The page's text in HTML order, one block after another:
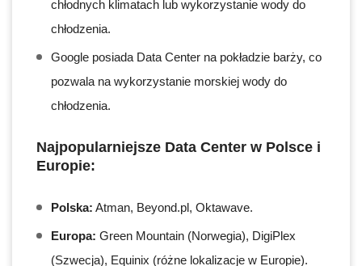
chłodnych klimatach lub wykorzystanie wody do
chłodzenia.
Google posiada Data Center na pokładzie barży, co
pozwala na wykorzystanie morskiej wody do
chłodzenia.
Najpopularniejsze Data Center w Polsce i
Europie:
Polska: Atman, Beyond.pl, Oktawave.
Europa: Green Mountain (Norwegia), DigiPlex
(Szwecja), Equinix (różne lokalizacje w Europie).